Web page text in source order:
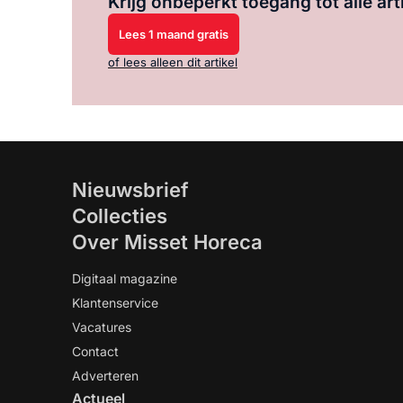
Lees 1 maand gratis
of lees alleen dit artikel
Nieuwsbrief
Collecties
Over Misset Horeca
Digitaal magazine
Klantenservice
Vacatures
Contact
Adverteren
Actueel